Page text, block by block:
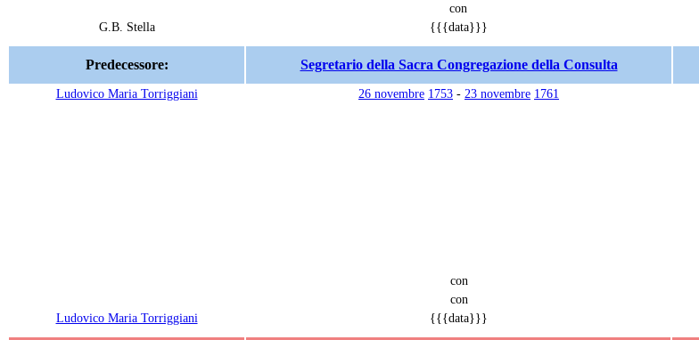
con
G.B. Stella
{{{data}}}
Predecessore: Segretario della Sacra Congregazione della Consulta
Ludovico Maria Torriggiani 26 novembre 1753 - 23 novembre 1761
con
con
Ludovico Maria Torriggiani
{{{data}}}